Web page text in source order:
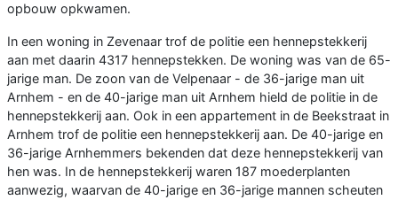
opbouw opkwamen.
In een woning in Zevenaar trof de politie een hennepstekkerij
aan met daarin 4317 hennepstekken. De woning was van de 65-
jarige man. De zoon van de Velpenaar - de 36-jarige man uit
Arnhem - en de 40-jarige man uit Arnhem hield de politie in de
hennepstekkerij aan. Ook in een appartement in de Beekstraat in
Arnhem trof de politie een hennepstekkerij aan. De 40-jarige en
36-jarige Arnhemmers bekenden dat deze hennepstekkerij van
hen was. In de hennepstekkerij waren 187 moederplanten
aanwezig, waarvan de 40-jarige en 36-jarige mannen scheuten